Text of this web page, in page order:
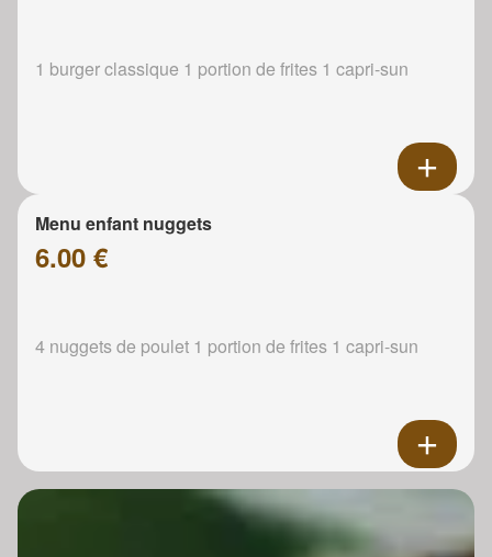
1 burger classique 1 portion de frites 1 capri-sun
Menu enfant nuggets
6.00 €
4 nuggets de poulet 1 portion de frites 1 capri-sun